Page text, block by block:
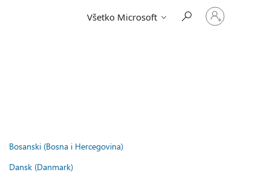
Všetko Microsoft
Prihláste
sa
Bosanski (Bosna i Hercegovina)
Dansk (Danmark)